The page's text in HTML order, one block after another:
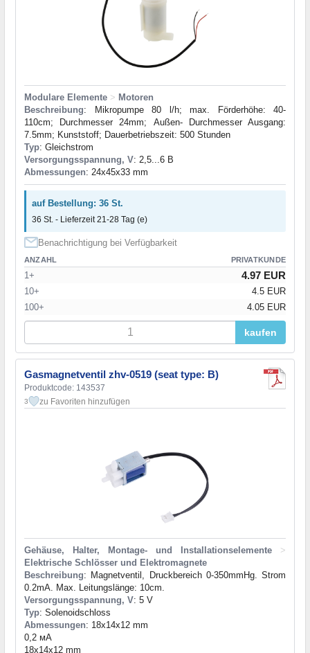
Modulare Elemente > Motoren
Beschreibung: Mikropumpe 80 l/h; max. Förderhöhe: 40-
110cm; Durchmesser 24mm; Außen- Durchmesser Ausgang:
7.5mm; Kunststoff; Dauerbetriebszeit: 500 Stunden
Typ: Gleichstrom
Versorgungsspannung, V: 2,5...6 В
Abmessungen: 24x45x33 mm
auf Bestellung: 36 St.
36 St. - Lieferzeit 21-28 Tag (e)
Benachrichtigung bei Verfügbarkeit
ANZAHL PRIVATKUNDE
1+ 4.97 EUR
10+
4.5 EUR
100+
4.05 EUR
kaufen
Gasmagnetventil zhv-0519 (seat type: B)
Produktcode: 143537
3 zu Favoriten hinzufügen
Gehäuse, Halter, Montage- und Installationselemente
>
Elektrische Schlösser und Elektromagnete
Beschreibung: Magnetventil, Druckbereich 0-350mmHg. Strom
0.2mA. Max. Leitungslänge: 10cm.
Versorgungsspannung, V: 5 V
Typ: Solenoidschloss
Abmessungen: 18x14x12 mm
0,2 мА
18x14x12 mm